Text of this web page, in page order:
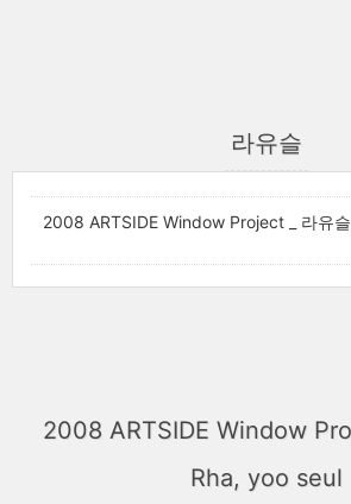
라유슬
2008 ARTSIDE Window Project _ 라유
2008 ARTSIDE Window
Rha, yoo seul